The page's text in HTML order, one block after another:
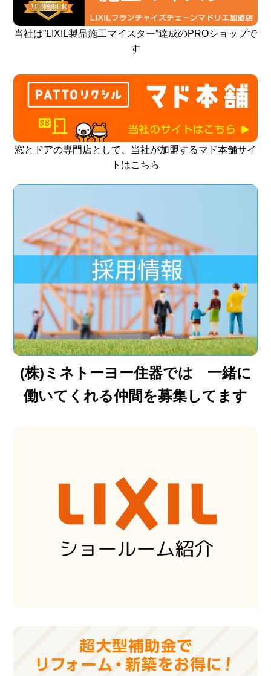
当社は”LIXIL製品施工マイスター”達成のPROショップで
す
窓とドアの専門店として、当社が加盟するマド本舗サイ
トはこちら
(株)ミネトーヨー住器では 一緒に
働いてくれる仲間を募集してます